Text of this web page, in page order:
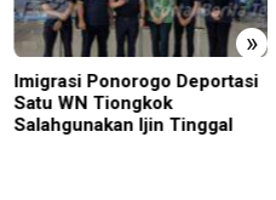
»
Imigrasi Ponorogo Deportasi
Satu WN Tiongkok
Salahgunakan Ijin Tinggal